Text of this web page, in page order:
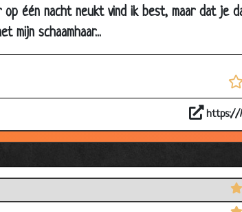
één nacht neukt vind ik best, maar dat je
mijn schaamhaar...
https://